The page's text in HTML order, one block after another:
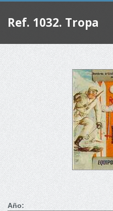
Ref. 1032. Tropa
Año: